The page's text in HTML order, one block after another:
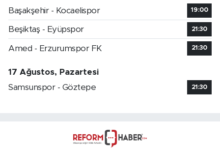
Başakşehir - Kocaelispor
19:00
Beşiktaş - Eyüpspor 21:30
Amed - Erzurumspor FK 21:30
17 Ağustos, Pazartesi
Samsunspor - Göztepe
21:30